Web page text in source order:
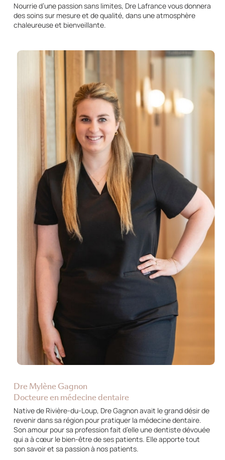
Nourrie d’une passion sans limites, Dre Lafrance vous donnera
des soins sur mesure et de qualité, dans une atmosphère
chaleureuse et bienveillante.
Dre Mylène Gagnon
Docteure en médecine dentaire
Native de Rivière-du-Loup, Dre Gagnon avait le grand désir de
revenir dans sa région pour pratiquer la médecine dentaire.
Son amour pour sa profession fait d’elle une dentiste dévouée
qui a à cœur le bien-être de ses patients. Elle apporte tout
son savoir et sa passion à nos patients.